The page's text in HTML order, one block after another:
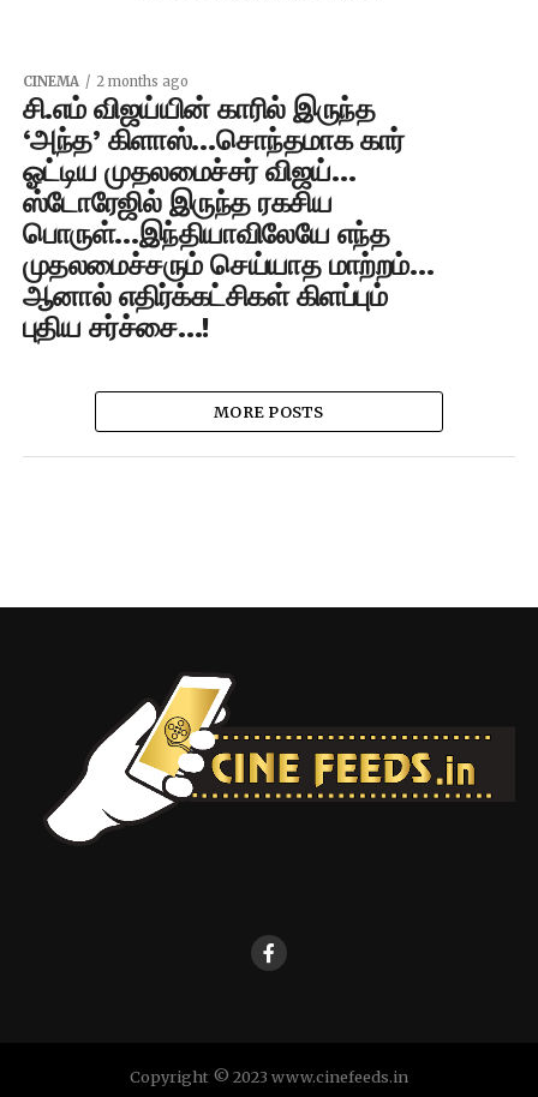
CINEMA 2 months ago
சி.எம் விஜய்யின் காரில் இருந்த
‘அந்த’ கிளாஸ்…சொந்தமாக கார்
ஓட்டிய முதலமைச்சர் விஜய்…
ஸ்டோரேஜில் இருந்த ரகசிய
பொருள்…இந்தியாவிலேயே எந்த
முதலமைச்சரும் செய்யாத மாற்றம்…
ஆனால் எதிர்க்கட்சிகள் கிளப்பும்
புதிய சர்ச்சை…!
MORE POSTS
Copyright © 2023 www.cinefeeds.in